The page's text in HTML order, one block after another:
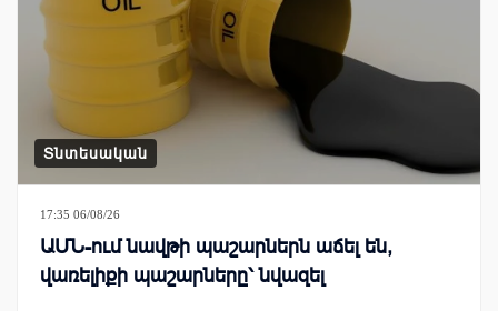
Տնտեսական
17:35 06/08/26
ԱՄՆ-ում նավթի պաշարներն աճել են,
վառելիքի պաշարները՝ նվազել